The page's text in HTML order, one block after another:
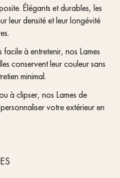
devis gratuit !
Élégants et durables, les
leur densité et leur longévité
à entretenir, nos Lames
conservent leur couleur sans
minimal.
à clipser, nos Lames de
votre extérieur en